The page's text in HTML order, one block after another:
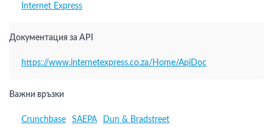
Internet Express
Документация за API
https://www.internetexpress.co.za/Home/ApiDoc
Важни връзки
Crunchbase SAEPA Dun & Bradstreet